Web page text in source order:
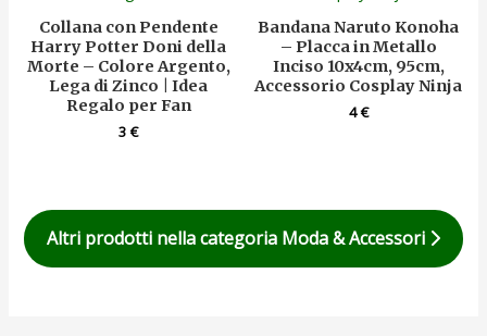
Collana con Pendente
Harry Potter Doni della
Morte – Colore Argento,
Lega di Zinco | Idea
Regalo per Fan
3€
Bandana Naruto Konoha
– Placca in Metallo
Inciso 10x4cm, 95cm,
Accessorio Cosplay Ninja
4€
Altri prodotti nella categoria Moda & Accessori